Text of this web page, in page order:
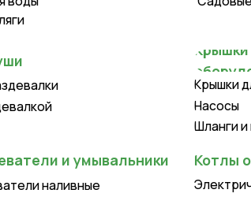
Крышки для
Шланги и
Котлы
и умывальники
Электрические